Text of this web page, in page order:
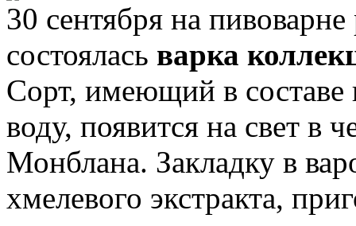
30 сентября на
состоялась варка
Сорт, имеющий в
воду, появится на свет в
Монблана. Закладку в
хмелевого экстракта,